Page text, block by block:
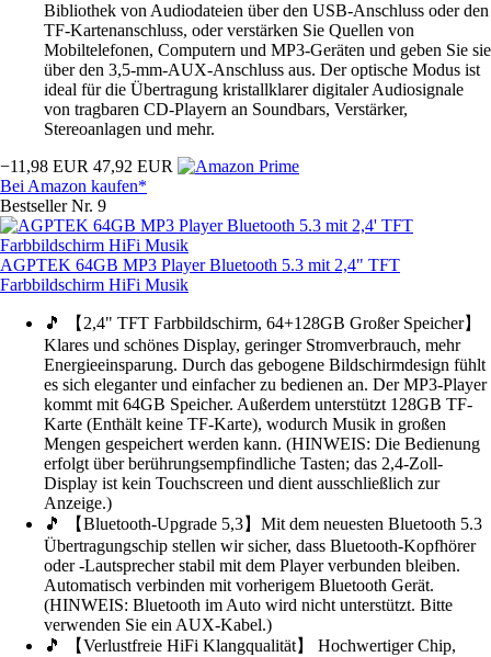
Bibliothek von Audiodateien über den USB-Anschluss oder den
TF-Kartenanschluss, oder verstärken Sie Quellen von
Mobiltelefonen, Computern und MP3-Geräten und geben Sie sie
über den 3,5-mm-AUX-Anschluss aus. Der optische Modus ist
ideal für die Übertragung kristallklarer digitaler Audiosignale
von tragbaren CD-Playern an Soundbars, Verstärker,
Stereoanlagen und mehr.
−11,98 EUR 47,92 EUR
Bei Amazon kaufen*
Bestseller Nr. 9
AGPTEK 64GB MP3 Player Bluetooth 5.3 mit 2,4" TFT
Farbbildschirm HiFi Musik
🎵 【2,4" TFT Farbbildschirm, 64+128GB Großer Speicher】
Klares und schönes Display, geringer Stromverbrauch, mehr
Energieeinsparung. Durch das gebogene Bildschirmdesign fühlt
es sich eleganter und einfacher zu bedienen an. Der MP3-Player
kommt mit 64GB Speicher. Außerdem unterstützt 128GB TF-
Karte (Enthält keine TF-Karte), wodurch Musik in großen
Mengen gespeichert werden kann. (HINWEIS: Die Bedienung
erfolgt über berührungsempfindliche Tasten; das 2,4-Zoll-
Display ist kein Touchscreen und dient ausschließlich zur
Anzeige.)
🎵 【Bluetooth-Upgrade 5,3】Mit dem neuesten Bluetooth 5.3
Übertragungschip stellen wir sicher, dass Bluetooth-Kopfhörer
oder -Lautsprecher stabil mit dem Player verbunden bleiben.
Automatisch verbinden mit vorherigem Bluetooth Gerät.
(HINWEIS: Bluetooth im Auto wird nicht unterstützt. Bitte
verwenden Sie ein AUX-Kabel.)
🎵 【Verlustfreie HiFi Klangqualität】 Hochwertiger Chip,